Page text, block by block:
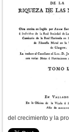
del crecimiento y la